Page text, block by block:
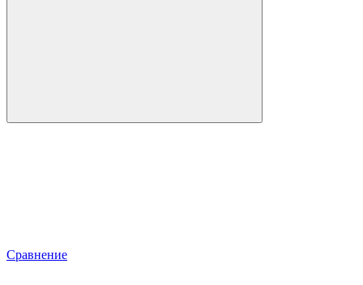
Сравнение